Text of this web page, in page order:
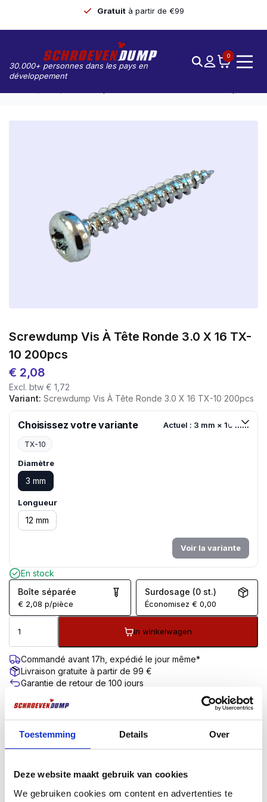
Toestemming Details Over
Deze website maakt gebruik van cookies
We gebruiken cookies om content en advertenties te
Gratuit à partir de €99
30.000+ personnes dans les pays en
développement
0
Screwdump Vis À Tête Ronde 3.0 X 16 TX-
10 200pcs
€ 2,08
Excl. btw € 1,72
Variant: Screwdump Vis À Tête Ronde 3.0 X 16 TX-10 200pcs
Choisissez votre variante Actuel : 3 mm × 16 mm
TX-10
Diamètre
3 mm
Longueur
12 mm
Voir la variante
En stock
Boîte séparée
€ 2,08 p/pièce
Surdosage (0 st.)
Économisez€ 0,00
In winkelwagen
Commandé avant 17h, expédié le jour même*
Livraison gratuite à partir de 99 €
Garantie de retour de 100 jours
DESCRIPTIONINFORMATIONS COMPLÉMENTAIRESAVIS (0)
La version à tête cylindrique ou sphérique convient
parfaitement à l’installation. La face inférieure plate de